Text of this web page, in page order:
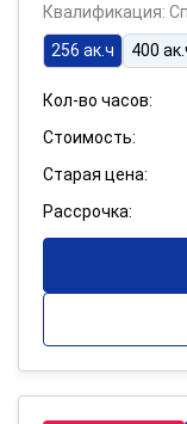
Квалификация:
256 ак.ч
400
Кол-во часов:
Стоимость:
Старая цена:
Рассрочка: